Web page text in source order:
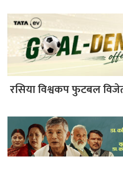
रसिया विश्वकप फुटबल